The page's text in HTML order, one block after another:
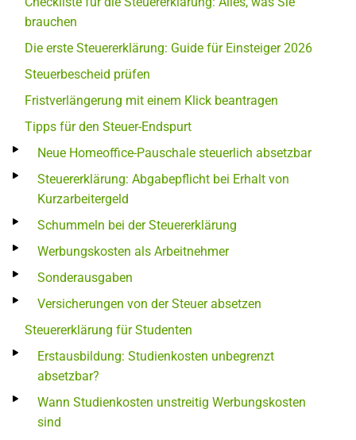
brauchen
Die erste Steuererklärung: Guide für Einsteiger 2026
Steuerbescheid prüfen
Fristverlängerung mit einem Klick beantragen
Tipps für den Steuer-Endspurt
Neue Homeoffice-Pauschale steuerlich absetzbar
Steuererklärung: Abgabepflicht bei Erhalt von
Kurzarbeitergeld
Schummeln bei der Steuererklärung
Werbungskosten als Arbeitnehmer
Sonderausgaben
Versicherungen von der Steuer absetzen
Steuererklärung für Studenten
Erstausbildung: Studienkosten unbegrenzt
absetzbar?
Wann Studienkosten unstreitig Werbungskosten
sind